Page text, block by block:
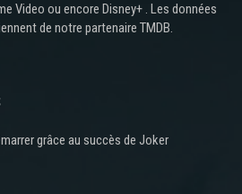
Video ou encore Disney+ . Les données
de notre partenaire TMDB.
grâce au succès de Joker